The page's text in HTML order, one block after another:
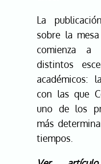
La
sobre la
comienza a
distintos
académicos:
con las que
uno de los
más
tiempos.